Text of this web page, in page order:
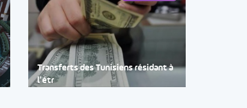
Transferts des Tunisiens résidant à
l’étr